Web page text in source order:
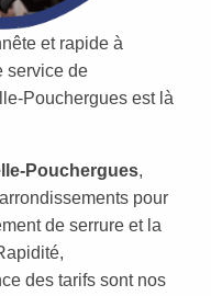
et rapide à
service de
Pouchergues est là
Pouchergues,
pour
de serrure et la
des tarifs sont nos